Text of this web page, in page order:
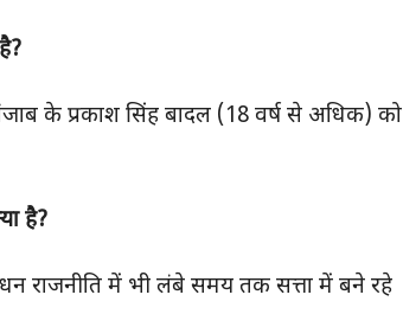
?
के प्रकाश सिंह बादल (18 वर्ष से अधिक) को
है?
राजनीति में भी लंबे समय तक सत्ता में बने रहे